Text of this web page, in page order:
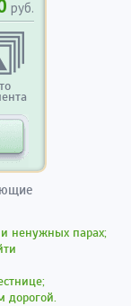
руб.
ненужных парах;
дорогой.